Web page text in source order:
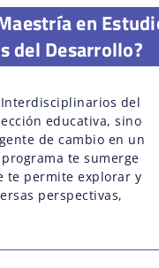
en
del Desarrollo?
del
educativa, sino
de cambio en un
te sumerge
te permite explorar y
perspectivas,